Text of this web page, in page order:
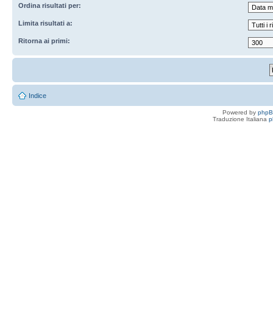
Ordina risultati per:
Limita risultati a:
Ritorna ai primi:
Indice
Powered by
Traduzione Italiana